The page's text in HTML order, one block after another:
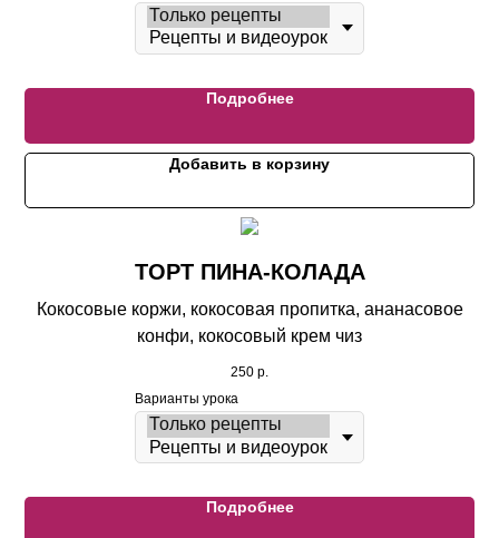
Подробнее
Добавить в корзину
ТОРТ ПИНА-КОЛАДА
Кокосовые коржи, кокосовая пропитка, ананасовое
конфи, кокосовый крем чиз
250 р.
Варианты урока
Подробнее